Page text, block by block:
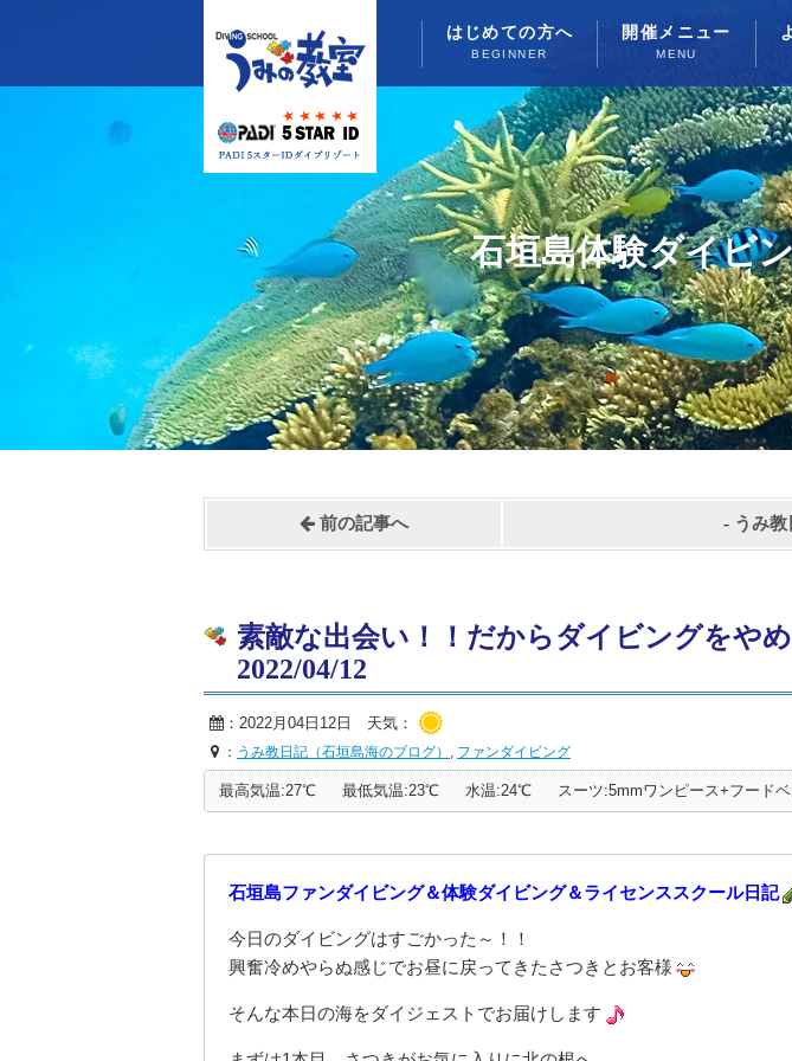
はじめての方へ
BEGINNER
開催メニュー
MENU
石垣島体験ダイビ
前の記事へ - うみ
素敵な出会い！！だからダイビングをや
2022/04/12
：2022月04日12日 天気：
： うみ教日記（石垣島海のブログ） , ファンダイビング
最高気温:27℃ 最低気温:23℃ 水温:24℃ スーツ:5mmワンピース+フードベ
石垣島ファンダイビング＆体験ダイビング＆ライセンススクール日記
今日のダイビングはすごかった～！！
興奮冷めやらぬ感じでお昼に戻ってきたさつきとお客様
そんな本日の海をダイジェストでお届けします